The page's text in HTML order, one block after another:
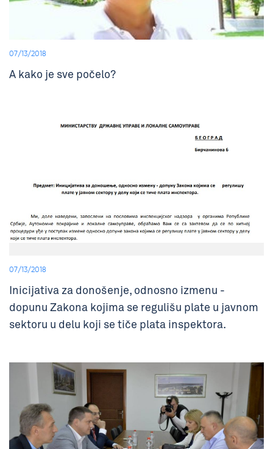
07/13/2018
A kako je sve počelo?
07/13/2018
Inicijativa za donošenje, odnosno izmenu -
dopunu Zakona kojima se regulišu plate u javnom
sektoru u delu koji se tiče plata inspektora.